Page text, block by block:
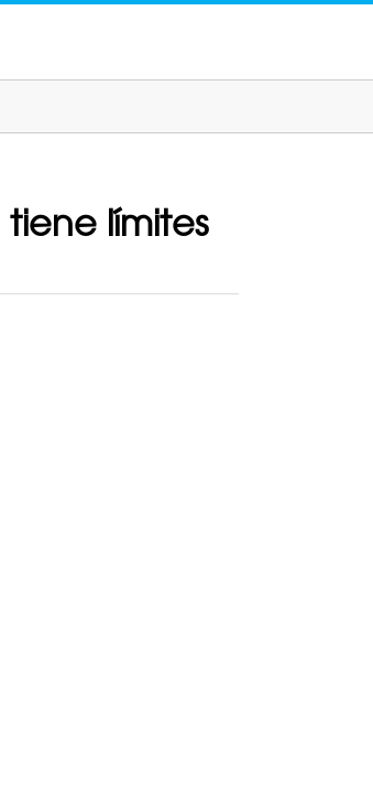
tiene límites